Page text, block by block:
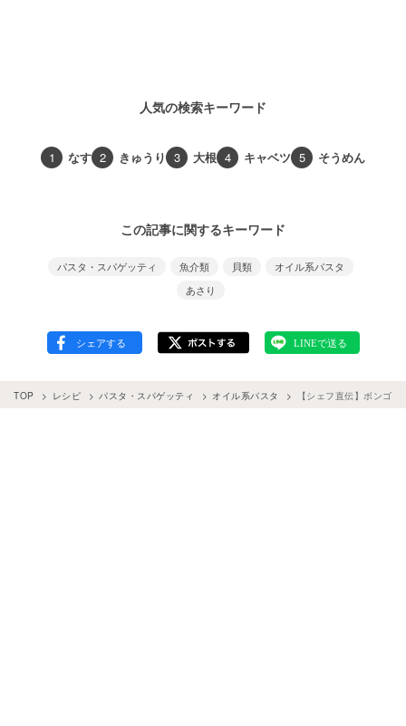
人気の検索キーワード
1 なす 2 きゅうり 3 大根 4 キャベツ 5 そうめん
この記事に関するキーワード
パスタ・スパゲッティ 魚介類 貝類
オイル系パスタ
あさり
TOP レシピ パスタ・スパゲッティ オイル系パスタ 【シェフ直伝】ボンゴ